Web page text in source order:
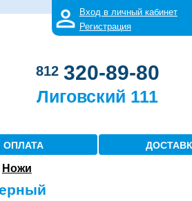
Вход в личный кабинет
Регистрация
812 320-89-80
Лиговский 111
ОПЛАТА
Ножи